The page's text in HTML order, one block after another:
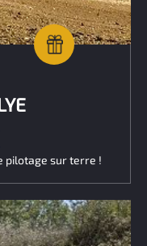
pilotage sur terre !